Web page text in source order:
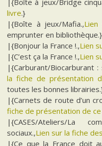
|{Boîte à jeux/Bridge
livre.}
|{Boîte à jeux/Mafia.,
emprunter en bibliothèque.}
|{Bonjour la France !.,Lien
|{C’est ça la France !.,Lien
|{Carburant/Biocarburant
la fiche de présentation
toutes les bonnes
|{Carnets de route d’un
fiche de présentation de
|{CASES/Ateliers/La
sociaux.,Lien sur la fiche
|{Ce que la France doit